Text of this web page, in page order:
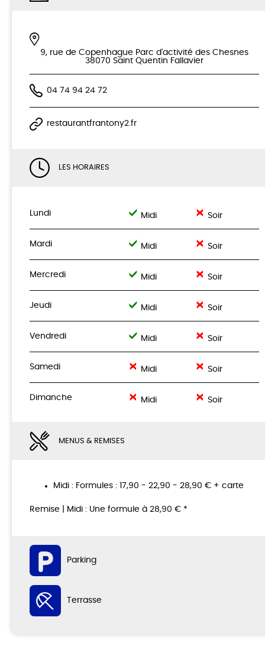
9, rue de Copenhague Parc d'activité des Chesnes
38070 Saint Quentin Fallavier
04 74 94 24 72
restaurantfrantony2.fr
LES HORAIRES
Lundi Midi Soir
Mardi Midi Soir
Mercredi Midi Soir
Jeudi Midi Soir
Vendredi Midi Soir
Samedi Midi Soir
Dimanche Midi Soir
MENUS & REMISES
Midi : Formules : 17,90 - 22,90 - 28,90 € + carte
Remise | Midi : Une formule à 28,90 € *
Parking
Terrasse